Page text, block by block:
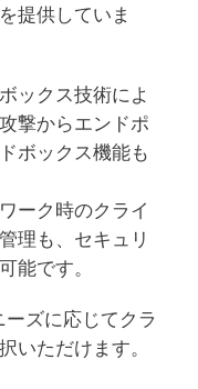
提供していま
ックス技術によ
撃からエンドポ
ボックス機能も
ーク時のクライ
理も、セキュリ
能です。
ーズに応じてクラ
いただけます。